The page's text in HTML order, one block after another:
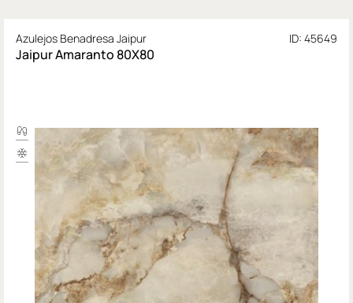
Azulejos Benadresa Jaipur ID: 45649
Jaipur Amaranto 80X80